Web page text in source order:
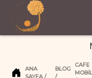
Cafe Tasarım
ANA
SAYFA
BLOG
CAFE